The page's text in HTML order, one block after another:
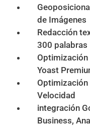
de Imágenes
Redacción
300 palabras
Optimización
Yoast
Optimización
Velocidad
integración
Business,